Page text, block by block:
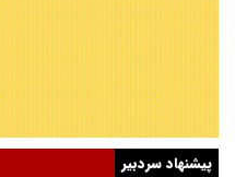
پیشنهاد سردبیر